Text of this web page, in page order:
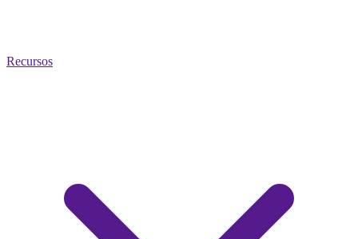
Recursos